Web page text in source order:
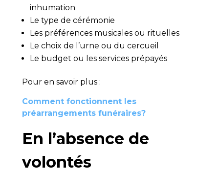
inhumation
Le type de cérémonie
Les préférences musicales ou rituelles
Le choix de l’urne ou du cercueil
Le budget ou les services prépayés
Pour en savoir plus :
Comment fonctionnent les
préarrangements funéraires?
En l’absence de
volontés